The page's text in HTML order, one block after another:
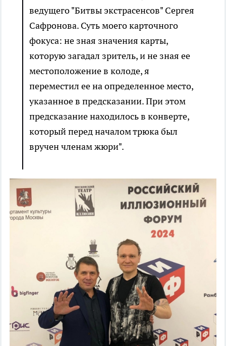
ведущего "Битвы экстрасенсов" Сергея
Сафронова. Суть моего карточного
фокуса: не зная значения карты,
которую загадал зритель, и не зная ее
местоположение в колоде, я
переместил ее на определенное место,
указанное в предсказании. При этом
предсказание находилось в конверте,
который перед началом трюка был
вручен членам жюри".